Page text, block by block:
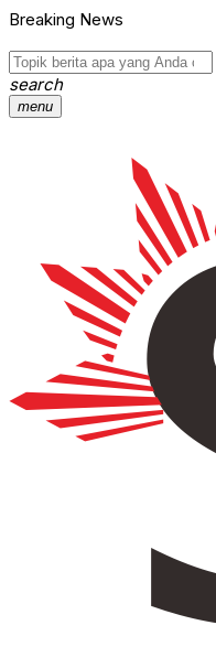
Breaking News
search
menu